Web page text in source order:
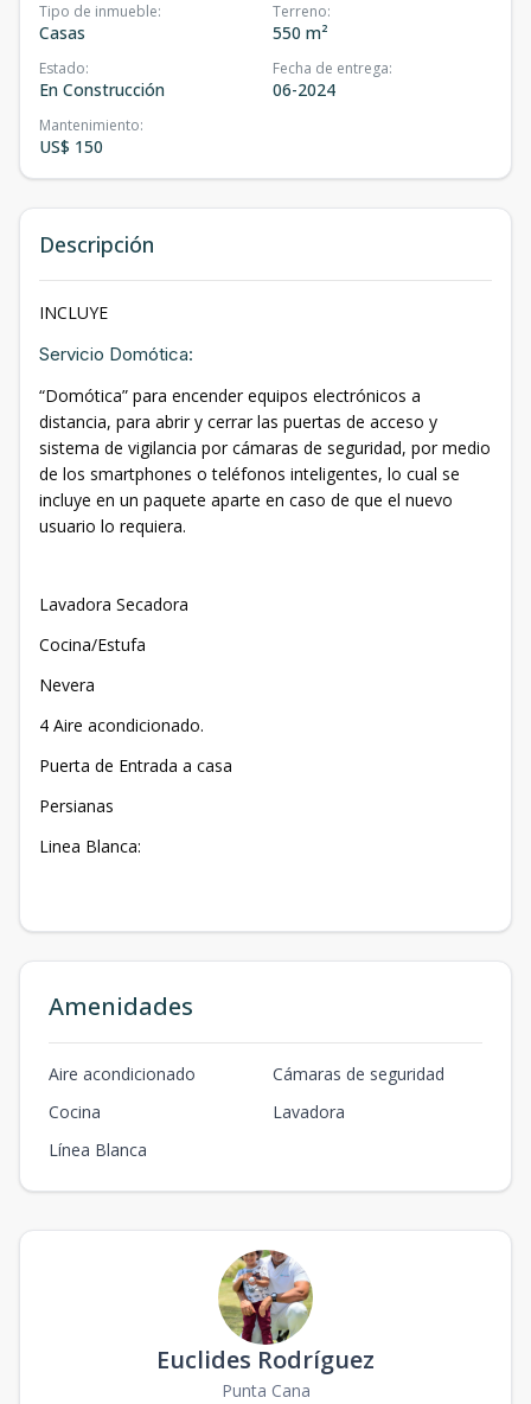
Tipo de inmueble:
Casas
Terreno:
550 m²
Estado:
En Construcción
Fecha de entrega:
06-2024
Mantenimiento:
US$ 150
Descripción
INCLUYE
Servicio Domótica:
“Domótica” para encender equipos electrónicos a
distancia, para abrir y cerrar las puertas de acceso y
sistema de vigilancia por cámaras de seguridad, por medio
de los smartphones o teléfonos inteligentes, lo cual se
incluye en un paquete aparte en caso de que el nuevo
usuario lo requiera.
Lavadora Secadora
Cocina/Estufa
Nevera
4 Aire acondicionado.
Puerta de Entrada a casa
Persianas
Linea Blanca:
Amenidades
Aire acondicionado
Cámaras de seguridad
Cocina
Lavadora
Línea Blanca
Euclides Rodríguez
Punta Cana